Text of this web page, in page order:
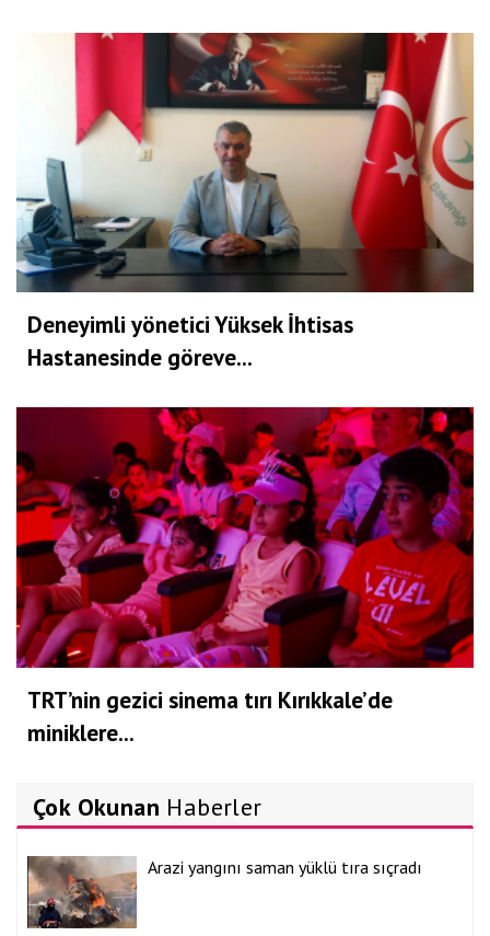
Deneyimli yönetici Yüksek İhtisas
Hastanesinde göreve...
TRT’nin gezici sinema tırı Kırıkkale’de
miniklere...
Çok Okunan Haberler
Arazi yangını saman yüklü tıra sıçradı